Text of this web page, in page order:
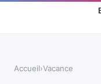
Accueil›Vacance